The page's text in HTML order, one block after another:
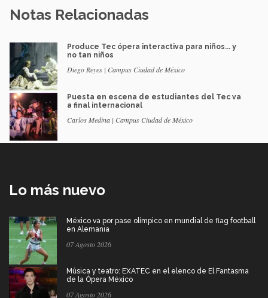
Notas Relacionadas
Produce Tec ópera interactiva para niños... y
no tan niños
Diego Reyes | Campus Ciudad de México
Puesta en escena de estudiantes del Tec va
a final internacional
Carlos Medina | Campus Ciudad de México
Lo más nuevo
México va por pase olímpico en mundial de flag football
en Alemania
07 Agosto 2026
Música y teatro: EXATEC en el elenco de El Fantasma
de la Ópera México
07 Agosto 2026